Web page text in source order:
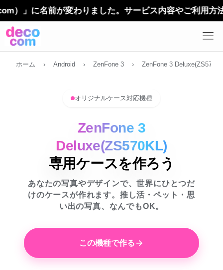
前が変わりました。サービス内容やご利用方法に変更
ホーム › Android › ZenFone 3 › ZenFone 3
オリジナルケース対応機種
ZenFone 3
Deluxe(ZS570KL)
専用ケースを作ろう
あなたの写真やデザインで、世界にひとつだ
けのケースが作れます。推し活・ペット・思
い出の写真、なんでもOK。
この機種で作る